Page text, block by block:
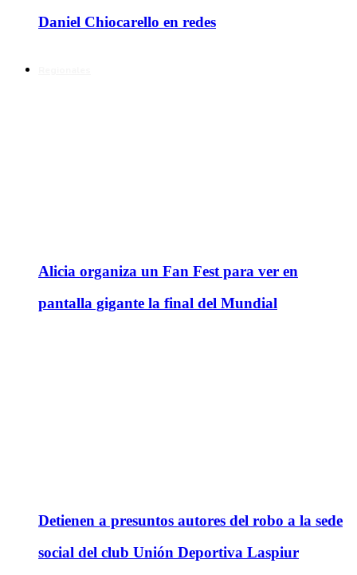
Daniel Chiocarello en redes
Alicia organiza un Fan Fest para ver en
pantalla gigante la final del Mundial
Detienen a presuntos autores del robo a la sede
social del club Unión Deportiva Laspiur